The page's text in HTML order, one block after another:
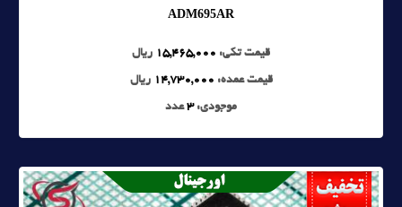
ADM695AR
قیمت تکی: 15,465,000 ریال
قیمت عمده: 14,730,000 ریال
موجودی:3عدد